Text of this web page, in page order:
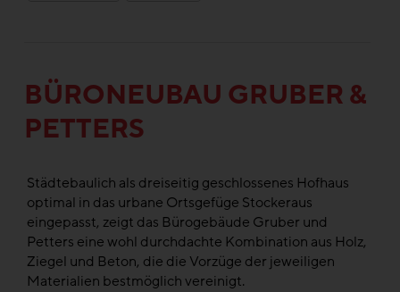
BÜRONEUBAU GRUBER &
PETTERS
Städtebaulich als dreiseitig geschlossenes Hofhaus
optimal in das urbane Ortsgefüge Stockeraus
eingepasst, zeigt das Bürogebäude Gruber und
Petters eine wohl durchdachte Kombination aus Holz,
Ziegel und Beton, die die Vorzüge der jeweiligen
Materialien bestmöglich vereinigt.